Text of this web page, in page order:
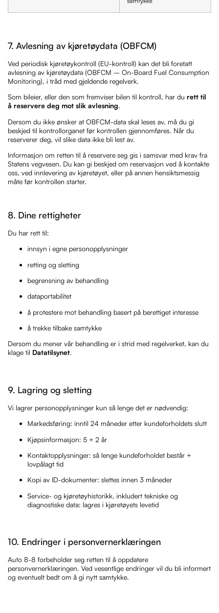
7. Avlesning av kjøretøydata (OBFCM)
Ved periodisk kjøretøykontroll (EU-kontroll) kan det bli foretatt
avlesning av kjøretøydata (OBFCM – On-Board Fuel Consumption
Monitoring), i tråd med gjeldende regelverk.
Som bileier, eller den som fremviser bilen til kontroll, har du rett til
å reservere deg mot slik avlesning.
Dersom du ikke ønsker at OBFCM-data skal leses av, må du gi
beskjed til kontrollorganet før kontrollen gjennomføres. Når du
reserverer deg, vil slike data ikke bli lest av.
Informasjon om retten til å reservere seg gis i samsvar med krav fra
Statens vegvesen. Du kan gi beskjed om reservasjon ved å kontakte
oss, ved innlevering av kjøretøyet, eller på annen hensiktsmessig
måte før kontrollen starter.
8. Dine rettigheter
Du har rett til:
innsyn i egne personopplysninger
retting og sletting
begrensning av behandling
dataportabilitet
å protestere mot behandling basert på berettiget interesse
å trekke tilbake samtykke
Dersom du mener vår behandling er i strid med regelverket, kan du
klage til Datatilsynet.
9. Lagring og sletting
Vi lagrer personopplysninger kun så lenge det er nødvendig:
Markedsføring: inntil 24 måneder etter kundeforholdets slutt
Kjøpsinformasjon: 5 + 2 år
Kontaktopplysninger: så lenge kundeforholdet består +
lovpålagt tid
Kopi av ID-dokumenter: slettes innen 3 måneder
Service- og kjøretøyhistorikk, inkludert tekniske og
diagnostiske data: lagres i kjøretøyets levetid
10. Endringer i personvernerklæringen
Auto 8-8 forbeholder seg retten til å oppdatere
personvernerklæringen. Ved vesentlige endringer vil du bli informert
og eventuelt bedt om å gi nytt samtykke.